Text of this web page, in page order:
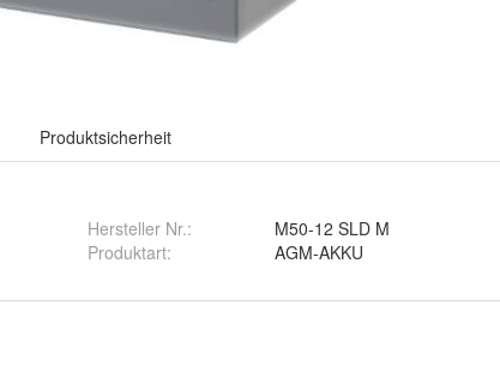
Produktsicherheit
Hersteller Nr.:
M50-12 SLD M
Produktart: AGM-AKKU